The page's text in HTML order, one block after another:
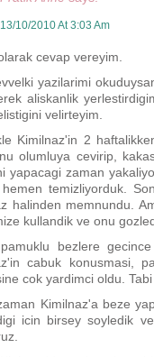
13/10/2010 At 3:03 Am
cevap vereyim.
yazilarimi
aliskanlik
velirteyim.
Kimilnaz'in 2
olumluya cevirip,
yapacagi zaman
hemen temizliyorduk.
halinden memnundu.
kullandik ve onu
bezlere
cabuk konusmasi,
cok yardimci oldu.
Kimilnaz'a beze
icin birsey soyledik